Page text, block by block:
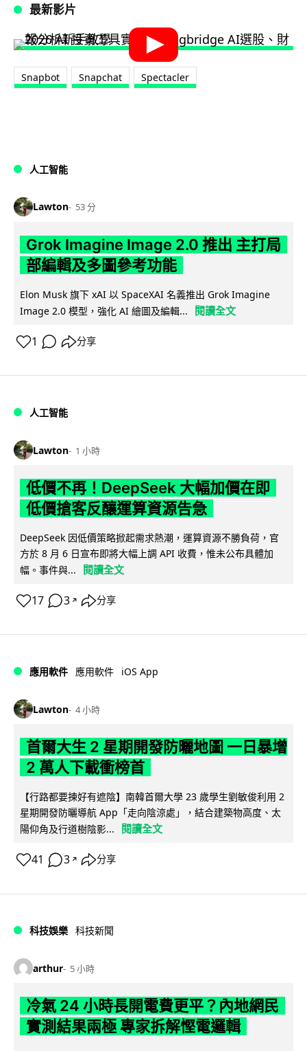
最新影片
Snapbot Snapchat Spectacler
人工智能
Lawton 53 分
Grok Imagine Image 2.0 推出 主打局
部編輯及多圖參考功能
Elon Musk 旗下 xAI 以 SpaceXAI 名義推出 Grok Imagine
Image 2.0 模型，強化 AI 繪圖及編輯...
閱讀全文
1 分享
人工智能
Lawton 1 小時
低價不再！DeepSeek 大幅加價在即
低價搶客反釀運算資源告急
DeepSeek 因低價策略掀起需求熱潮，運算資源不勝負荷，官
方於 8 月 6 日宣布即將大幅上調 API 收費，惟未公布具體加
幅。事件與...
閱讀全文
17 3 ↗ 分享
應用軟件 應用軟件 iOS App
Lawton 4 小時
首爾大生 2 星期開發防曬地圖 一日暴增
2 萬人下載衝榜首
【行路都要揀好有遮陰】南韓首爾大學 23 歲學生劉敏俊利用 2
星期開發防曬導航 App「走向陰涼處」，結合建築物高度、太
陽仰角及行道樹陰影...
閱讀全文
41 3 ↗ 分享
科技娛樂 科技新聞
arthur 5 小時
冷氣 24 小時長開電費更平？內地網民
實測結果兩極 專家拆解慳電邏輯